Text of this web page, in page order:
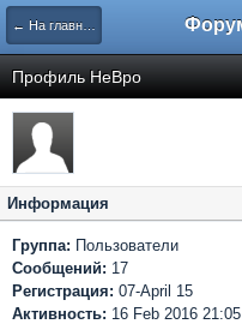
← На главную
Профиль HeBpo
Информация
Группа: Пользователи
Сообщений: 17
Регистрация: 07-April 15
Активность: 16 Feb 2016 21:05